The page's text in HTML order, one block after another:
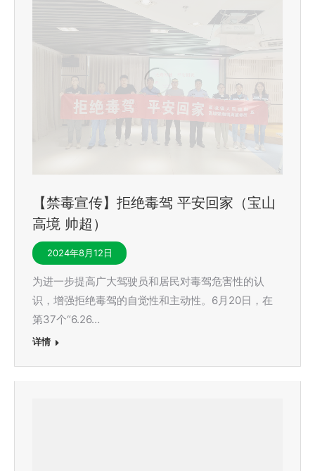
【禁毒宣传】拒绝毒驾 平安回家（宝山
高境 帅超）
2024年8月12日
为进一步提高广大驾驶员和居民对毒驾危害性的认
识，增强拒绝毒驾的自觉性和主动性。6月20日，在
第37个“6.26…
详情